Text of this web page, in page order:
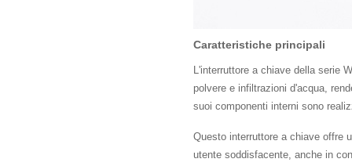
Caratteristiche principali
L'interruttore a chiave della serie
polvere e infiltrazioni d'acqua,
suoi componenti interni sono
Questo interruttore a chiave offre
utente soddisfacente, anche in